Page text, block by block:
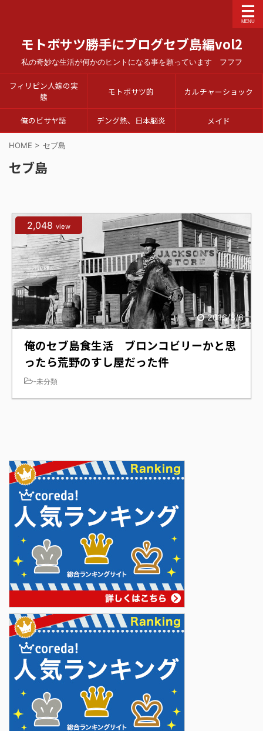
モトボサツ勝手にブログセブ島編vol2
私の奇妙な生活が何かのヒントになる事を願っています フフフ
フィリピン人嫁の実
態
モトボサツ的 カルチャーショック
俺のビサヤ語 デング熱、日本脳炎 メイド
HOME > セブ島
セブ島
2016/8/6
2,048 view
俺のセブ島食生活 ブロンコビリーかと思
ったら荒野のすし屋だった件
-未分類